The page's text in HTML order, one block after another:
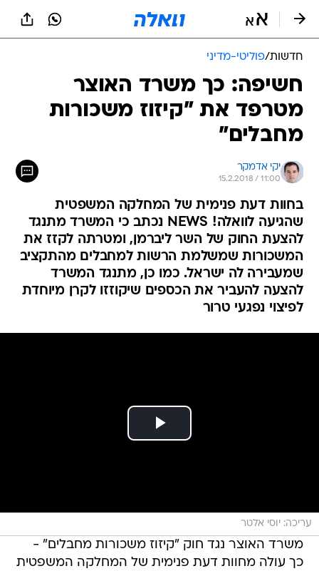
חדשות/פוליטי-מדיני
חשיפה: כך משרד האוצר
מטרפד את "קיזוז משכורות
מחבלים"
יקי אדמקר
15.2.2018 / 11:00
בחוות דעת פנימית של המחלקה המשפטית
שהגיעה לוואלה! NEWS נכתב כי המשרד מתנגד
להצעת החוק של השר ליברמן, ומטרתה לקזז את
המשכורות שמשלמת הרשות למחבלים מהתקציב
שמעבירה לה ישראל. כמו כן, מתנגד המשרד
להצעה להעביר את הכספים שיקוזזו לקרן מיוחדת
לפיצוי נפגעי טרור
עריכה: יוסי אלטר
משרד האוצר נגד חוק "קיזוז משכורות מחבלים" -
כך עולה מחוות דעת פנימית של המחלקה המשפטית